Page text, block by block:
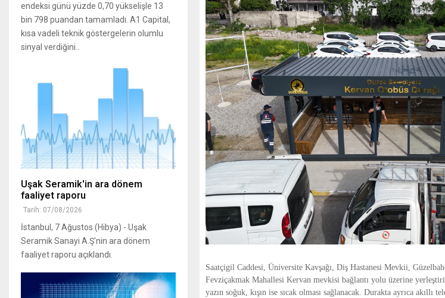
Saatçigil Caddesi, Üniversite Kavşağı, Diş Hastanesi Mevkii,
Fevziçakmak Mahallesi Kervan mevkisi bağlantı yolu üzerine
yazın soğuk, kışın ise sıcak olması sağlanacak. Durakta ayrıca akıllı
endeksi günü yüzde 0,70 yükselişle 13
bin 798 puandan tamamladı. A1 Capital,
kısa vadeli teknik göstergelerin olumlu
sinyal verdiğini..
Uşak Seramik'in ara dönem
faaliyet raporu
Tarih: 07/08/2026
İstanbul, 7 Ağustos (Hibya) - Uşak
Seramik Sanayi A.Ş'nin ara dönem
faaliyet raporu açıklandı.